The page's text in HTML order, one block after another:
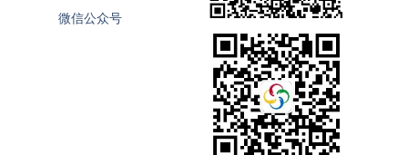
微信公众号